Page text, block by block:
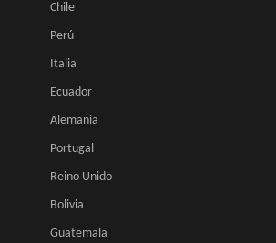
Chile
Perú
Italia
Ecuador
Alemania
Portugal
Reino Unido
Bolivia
Guatemala